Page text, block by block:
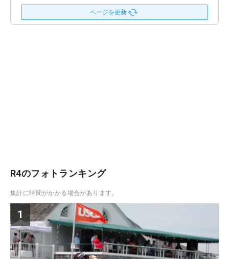
ページを更新
R4のフォトランキング
集計に時間がかかる場合があります。
1